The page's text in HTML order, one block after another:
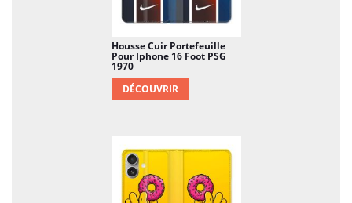
Housse Cuir Portefeuille
Pour Iphone 16 Foot PSG
1970
DÉCOUVRIR